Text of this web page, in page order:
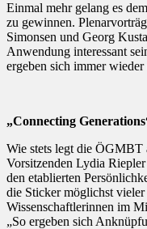
Einmal mehr gelang es
zu gewinnen.
Simonsen und Georg
Anwendung interessant
ergeben sich immer
„Connecting
Wie stets legt die
Vorsitzenden Lydia
den etablierten
die Sticker möglichst vieler
Wissenschaftlerinnen im
„So ergeben sich